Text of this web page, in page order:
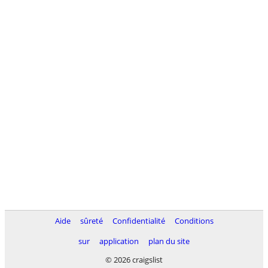
Aide sûreté Confidentialité
Conditions
sur
application
plan du site
© 2026 craigslist